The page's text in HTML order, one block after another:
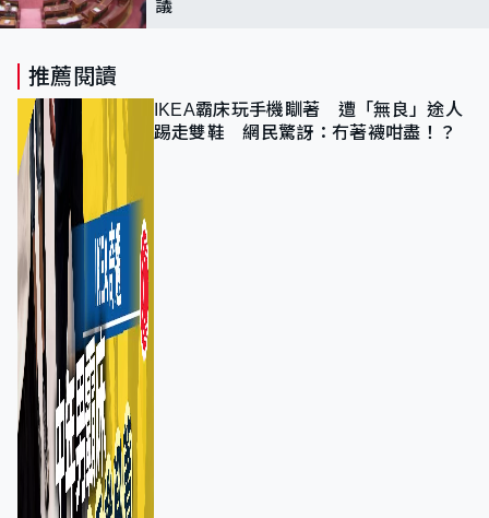
推薦閱讀
IKEA霸床玩手機瞓著 遭「無良」途人
踢走雙鞋 網民驚訝：冇著襪咁盡！？